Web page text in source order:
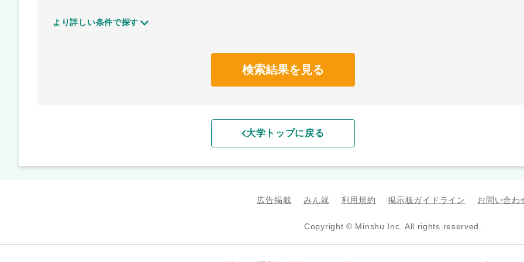
より詳しい条件で探す
検索結果を見る
大学トップに戻る
広告掲載 みん就 利用規約 掲示板ガイドライン お問い合わ
Copyright © Minshu Inc. All rights reserved.